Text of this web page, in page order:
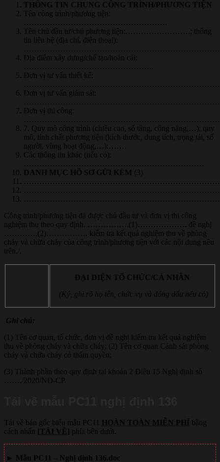
THÔNG TIN CHUNG CÔNG TRÌNH/PHƯƠNG TIỆN
Tên công trình/phương tiện:
……………………………………………….
Tên chủ đầu tư/chủ phương tiện:…………………….; thông
tin liên hệ (địa chỉ, điện thoại):
Địa điểm xây dựng/chế tạo/hoán cải:
…………………………………………..
Đơn vị tư vấn thiết kế:
Đơn vị tư vấn giám sát:
Đơn vị thi công:
7. Quy mô công trình (chiều cao, số tầng, công năng,…); quy
mô, tính chất phương tiện (kích thước, dung tích, trọng tải, số
người, vùng hoạt động,…):…….
Các thông tin khác (nếu có):
……………………………………………………………
DANH MỤC HỒ SƠ GỬI KÈM (3)
Công trình/phương tiện đã được chủ đầu tư và đơn vị thi công
nghiệm thu theo quy định. …………….(1)………………. đề nghị
………….(2)……………. kiểm tra kết quả nghiệm thu về phòng
cháy và chữa cháy của công trình/phương tiện với các nội dung nêu
trên./.
ĐẠI DIỆN TỔ CHỨC/CÁ NHÂN
(Ký, ghi rõ họ tên, chức vụ và đóng dấu nếu có)
Ghi chú:
(1) Tên cơ quan, tổ chức, đơn vị đề nghị kiểm tra kết quả nghiệm
thu về phòng cháy và chữa cháy; (2) Tên cơ quan Cảnh sát phòng
cháy và chữa cháy có thẩm quyền;
(3) Thành phần theo quy định tại khoản 2 Điều 15 Nghị định số
……./2020/NĐ-CP.
Tải về bản gốc biểu mẫu PC11 HOÀN TOÀN MIỄN PHÍ bằng
cách nhấn [TẢI VỀ] phía bên dưới.
► Mẫu PC11 – Nghị định 136.doc